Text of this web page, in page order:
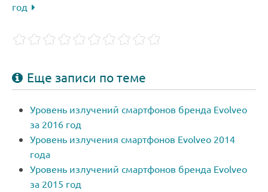
год
Еще записи по теме
Уровень излучений смартфонов бренда Evolveo
за 2016 год
Уровень излучения смартфонов Evolveo 2014
года
Уровень излучений смартфонов бренда Evolveo
за 2015 год